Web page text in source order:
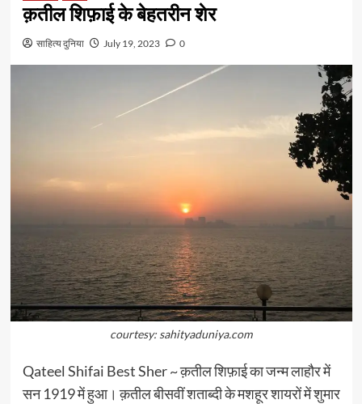
क़तील शिफ़ाई के बेहतरीन शेर
साहित्य दुनिया July 19, 2023 0
courtesy: sahityaduniya.com
Qateel Shifai Best Sher ~ क़तील शिफ़ाई का जन्म लाहौर में
सन 1919 में हुआ। क़तील बीसवीं शताब्दी के मशहूर शायरों में शुमार